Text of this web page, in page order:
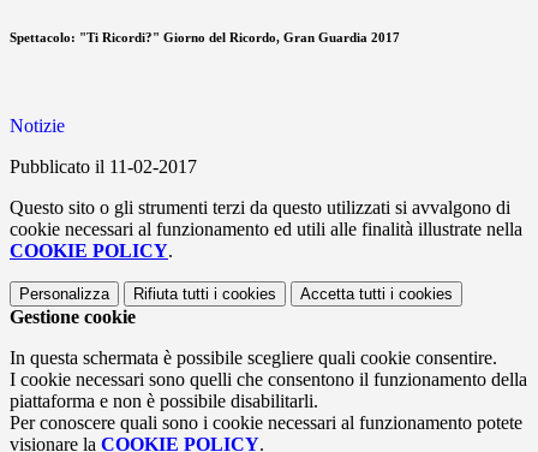
Spettacolo: "Ti Ricordi?" Giorno del Ricordo, Gran Guardia 2017
Notizie
Pubblicato il 11-02-2017
Questo sito o gli strumenti terzi da questo utilizzati si avvalgono di
cookie necessari al funzionamento ed utili alle finalità illustrate nella
COOKIE POLICY.
Personalizza Rifiuta tutti i cookies Accetta tutti i cookies
Gestione cookie
In questa schermata è possibile scegliere quali cookie consentire.
I cookie necessari sono quelli che consentono il funzionamento della
piattaforma e non è possibile disabilitarli.
Per conoscere quali sono i cookie necessari al funzionamento potete
visionare la COOKIE POLICY.